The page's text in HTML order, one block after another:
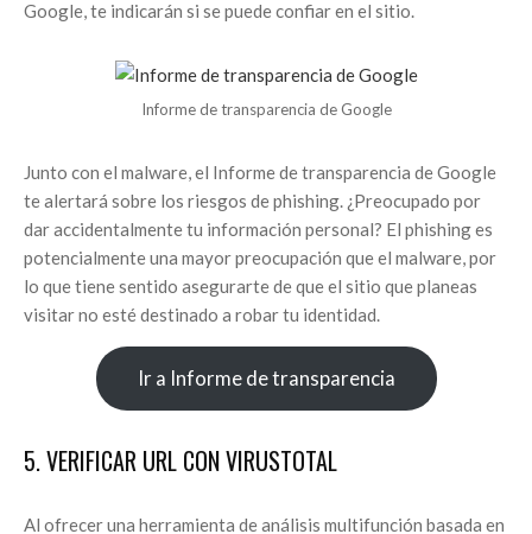
Google, te indicarán si se puede confiar en el sitio.
Informe de transparencia de Google
Junto con el malware, el Informe de transparencia de Google
te alertará sobre los riesgos de phishing. ¿Preocupado por
dar accidentalmente tu información personal? El phishing es
potencialmente una mayor preocupación que el malware, por
lo que tiene sentido asegurarte de que el sitio que planeas
visitar no esté destinado a robar tu identidad.
Ir a Informe de transparencia
5. VERIFICAR URL CON VIRUSTOTAL
Al ofrecer una herramienta de análisis multifunción basada en